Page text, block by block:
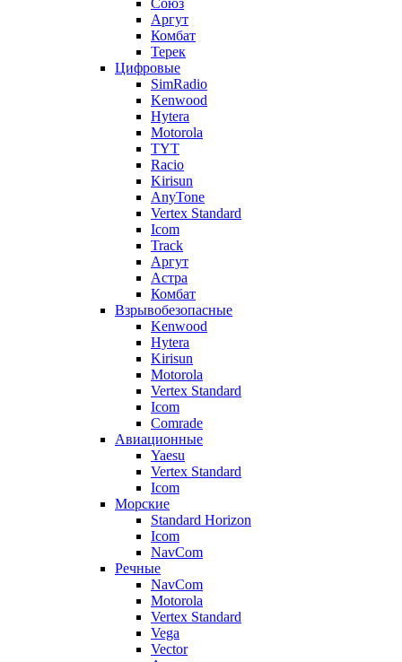
Аргут
Комбат
Терек
Цифровые
SimRadio
Kenwood
Hytera
Motorola
TYT
Racio
Kirisun
AnyTone
Vertex Standard
Icom
Track
Аргут
Астра
Комбат
Взрывобезопасные
Kenwood
Hytera
Kirisun
Motorola
Vertex Standard
Icom
Comrade
Авиационные
Yaesu
Vertex Standard
Icom
Морские
Standard Horizon
Icom
NavCom
Речные
NavCom
Motorola
Vertex Standard
Vega
Vector